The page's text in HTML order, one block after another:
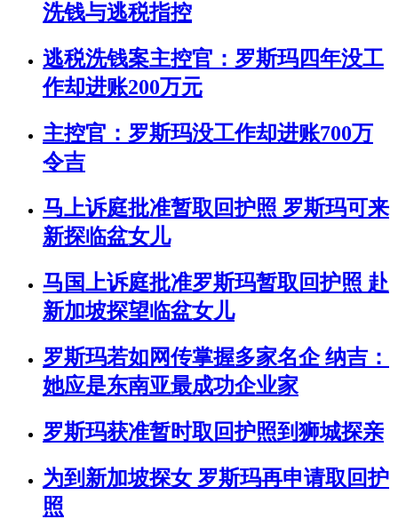
洗钱与逃税指控
逃税洗钱案主控官：罗斯玛四年没工
作却进账200万元
主控官：罗斯玛没工作却进账700万
令吉
马上诉庭批准暂取回护照 罗斯玛可来
新探临盆女儿
马国上诉庭批准罗斯玛暂取回护照 赴
新加坡探望临盆女儿
罗斯玛若如网传掌握多家名企 纳吉：
她应是东南亚最成功企业家
罗斯玛获准暂时取回护照到狮城探亲
为到新加坡探女 罗斯玛再申请取回护
照